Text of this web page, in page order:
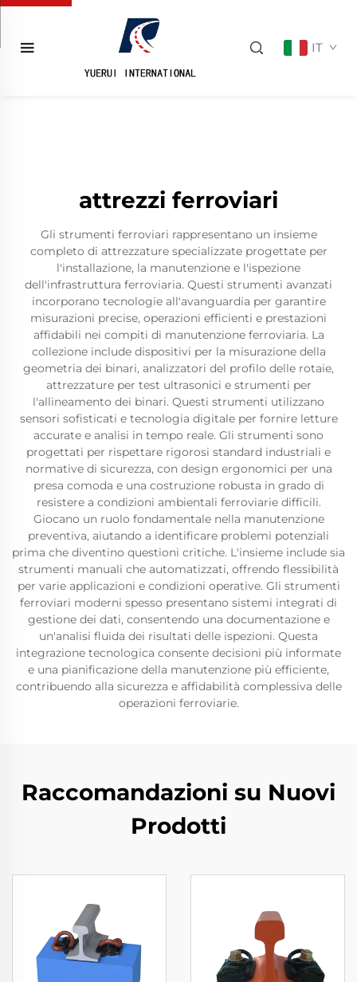
IT
attrezzi ferroviari
Gli strumenti ferroviari rappresentano un insieme
completo di attrezzature specializzate progettate per
l'installazione, la manutenzione e l'ispezione
dell'infrastruttura ferroviaria. Questi strumenti avanzati
incorporano tecnologie all'avanguardia per garantire
misurazioni precise, operazioni efficienti e prestazioni
affidabili nei compiti di manutenzione ferroviaria. La
collezione include dispositivi per la misurazione della
geometria dei binari, analizzatori del profilo delle rotaie,
attrezzature per test ultrasonici e strumenti per
l'allineamento dei binari. Questi strumenti utilizzano
sensori sofisticati e tecnologia digitale per fornire letture
accurate e analisi in tempo reale. Gli strumenti sono
progettati per rispettare rigorosi standard industriali e
normative di sicurezza, con design ergonomici per una
presa comoda e una costruzione robusta in grado di
resistere a condizioni ambientali ferroviarie difficili.
Giocano un ruolo fondamentale nella manutenzione
preventiva, aiutando a identificare problemi potenziali
prima che diventino questioni critiche. L'insieme include sia
strumenti manuali che automatizzati, offrendo flessibilità
per varie applicazioni e condizioni operative. Gli strumenti
ferroviari moderni spesso presentano sistemi integrati di
gestione dei dati, consentendo una documentazione e
un'analisi fluida dei risultati delle ispezioni. Questa
integrazione tecnologica consente decisioni più informate
e una pianificazione della manutenzione più efficiente,
contribuendo alla sicurezza e affidabilità complessiva delle
operazioni ferroviarie.
Raccomandazioni su Nuovi
Prodotti